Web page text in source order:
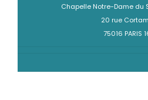
Chapelle Notre-Dame du
20 rue
75016 PARIS